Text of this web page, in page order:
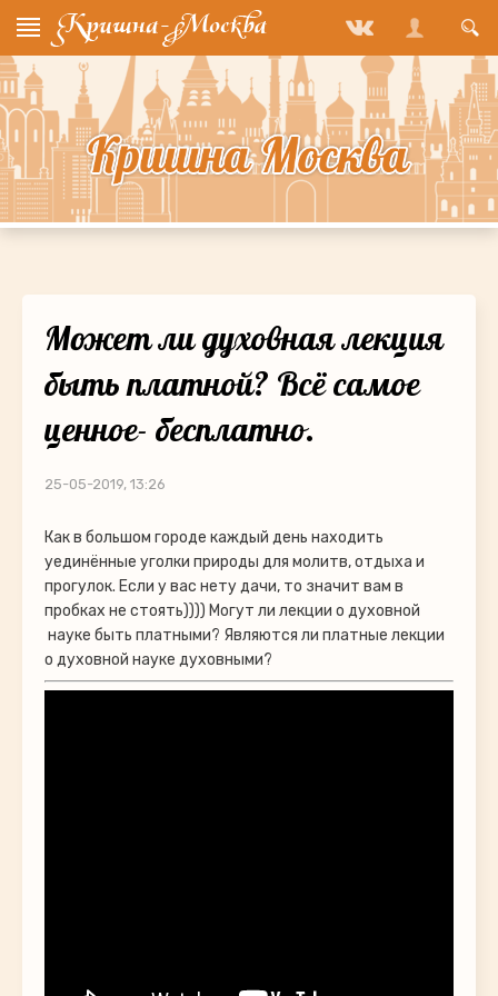
Может ли духовная лекция
быть платной? Всё самое
ценное- бесплатно.
25-05-2019, 13:26
Как в большом городе каждый день находить
уединённые уголки природы для молитв, отдыха и
прогулок. Если у вас нету дачи, то значит вам в
пробках не стоять)))) Могут ли лекции о духовной
науке быть платными? Являются ли платные лекции
о духовной науке духовными?